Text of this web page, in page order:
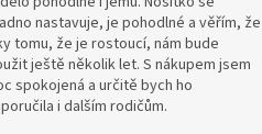
nastavuje, je pohodlné a věřím, že
tomu, že je rostoucí, nám bude
ještě několik let. S nákupem jsem
spokojená a určitě bych ho
i dalším rodičům.